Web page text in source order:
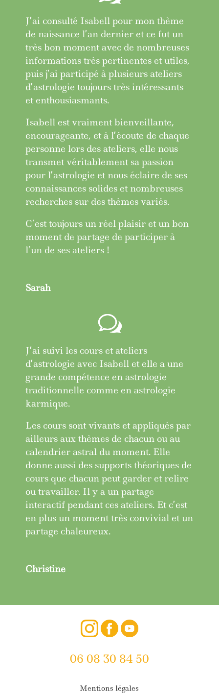
J’ai consulté Isabell pour mon thème
de naissance l’an dernier et ce fut un
très bon moment avec de nombreuses
informations très pertinentes et utiles,
puis j’ai participé à plusieurs ateliers
d’astrologie toujours très intéressants
et enthousiasmants.
Isabell est vraiment bienveillante,
encourageante, et à l’écoute de chaque
personne lors des ateliers, elle nous
transmet véritablement sa passion
pour l’astrologie et nous éclaire de ses
connaissances solides et nombreuses
recherches sur des thèmes variés.
C’est toujours un réel plaisir et un bon
moment de partage de participer à
l’un de ses ateliers !
Sarah
J’ai suivi les cours et ateliers
d’astrologie avec Isabell et elle a une
grande compétence en astrologie
traditionnelle comme en astrologie
karmique.
Les cours sont vivants et appliqués par
ailleurs aux thèmes de chacun ou au
calendrier astral du moment. Elle
donne aussi des supports théoriques de
cours que chacun peut garder et relire
ou travailler. Il y a un partage
interactif pendant ces ateliers. Et c’est
en plus un moment très convivial et un
partage chaleureux.
Christine
06 08 30 84 50
Mentions légales